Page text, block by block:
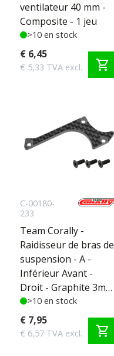
ventilateur 40 mm -
Composite - 1 jeu
>10 en stock
€ 6,45
€ 5,33 TVA excl. shopping_cart
C-00180-
233
Team Corally -
Raidisseur de bras de
suspension - A -
Inférieur Avant -
Droit - Graphite 3mm
- 1 pc
>10 en stock
€ 7,95
€ 6,57 TVA excl. shopping_cart